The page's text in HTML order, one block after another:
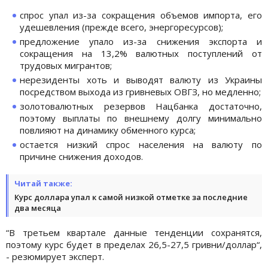
спрос упал из-за сокращения объемов импорта, его
удешевления (прежде всего, энергоресурсов);
предложение упало из-за снижения экспорта и
сокращения на 13,2% валютных поступлений от
трудовых мигрантов;
нерезиденты хоть и выводят валюту из Украины
посредством выхода из гривневых ОВГЗ, но медленно;
золотовалютных резервов Нацбанка достаточно,
поэтому выплаты по внешнему долгу минимально
повлияют на динамику обменного курса;
остается низкий спрос населения на валюту по
причине снижения доходов.
Читай также:
Курс доллара упал к самой низкой отметке за последние
два месяца
“В третьем квартале данные тенденции сохранятся,
поэтому курс будет в пределах 26,5-27,5 гривни/доллар“,
- резюмирует эксперт.